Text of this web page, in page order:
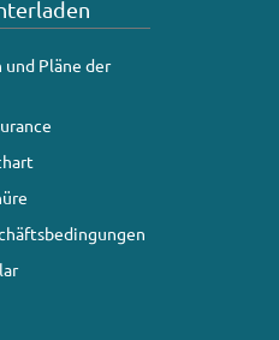
und Pläne der